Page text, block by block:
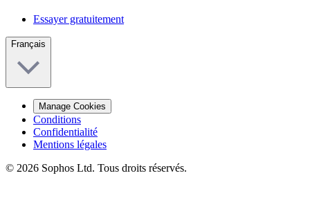
Essayer gratuitement
Français
Manage Cookies
Conditions
Confidentialité
Mentions légales
© 2026 Sophos Ltd. Tous droits réservés.